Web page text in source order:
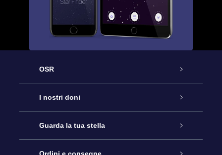
OSR
Assistenza
Contattaci
Blog
I nostri doni
Online Star Gift
Pacchetto regalo OSR
Guarda la tua stella
Registro stellare